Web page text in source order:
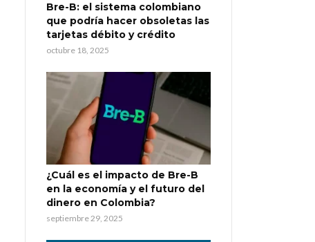
Bre-B: el sistema colombiano
que podría hacer obsoletas las
tarjetas débito y crédito
octubre 18, 2025
¿Cuál es el impacto de Bre-B
en la economía y el futuro del
dinero en Colombia?
septiembre 29, 2025